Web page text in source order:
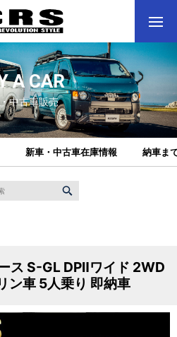
A CAR
中古車販売
新車・中古車在庫情報 納車ま
ス S-GL DPⅡワイド 2WD
ン車 5人乗り 即納車